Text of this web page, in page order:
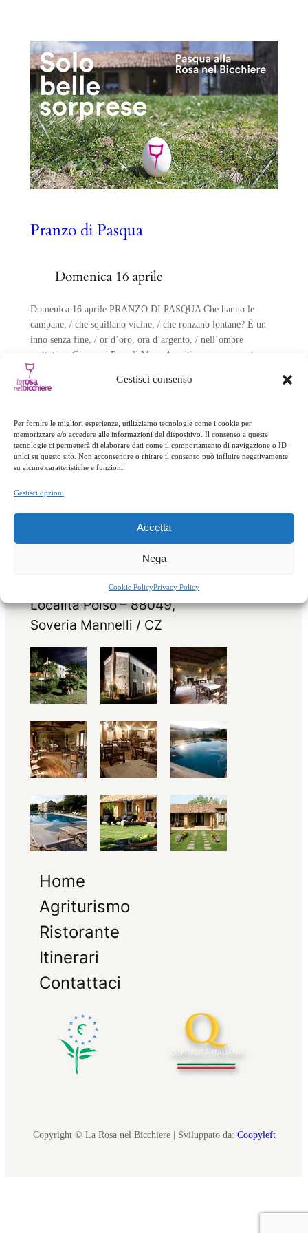
Gestisci consenso
Per fornire le migliori esperienze, utilizziamo tecnologie come i cookie per
memorizzare e/o accedere alle informazioni del dispositivo. Il consenso a queste
tecnologie ci permetterà di elaborare dati come il comportamento di navigazione o ID
unici su questo sito. Non acconsentire o ritirare il consenso può influire negativamente
su alcune caratteristiche e funzioni.
Gestisci opzioni
Accetta
Nega
Cookie PolicyPrivacy Policy
Pranzo di Pasqua
Domenica 16 aprile
Domenica 16 aprile PRANZO DI PASQUA Che hanno le
campane, / che squillano vicine, / che ronzano lontane? È un
inno senza fine, / or d’oro, ora d’argento, / nell’ombre
mattutine. Giovanni Pascoli Menu Aperitivo con spumante,
analcolici e stuzzichini Antipasti Crema di fave, cicoriette e
briciole di carne Involtino di pasta brik con mozzarella di
Località Polso – 88049,
Soveria Mannelli / CZ
Home
Agriturismo
Ristorante
Itinerari
Contattaci
Copyright © La Rosa nel Bicchiere | Sviluppato da: Coopyleft